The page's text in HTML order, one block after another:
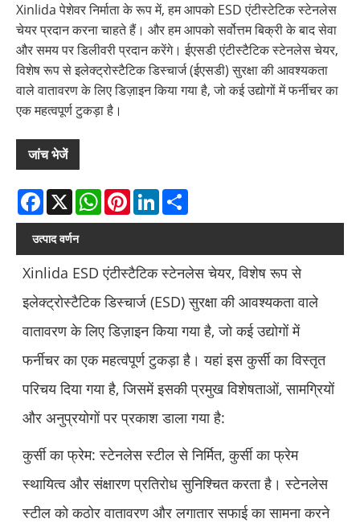
Xinlida पेशेवर निर्माता के रूप में, हम आपको ESD एंटीस्टेटिक स्टेनलेस
चेयर प्रदान करना चाहते हैं। और हम आपको सर्वोत्तम बिक्री के बाद सेवा
और समय पर डिलीवरी प्रदान करेंगे। ईएसडी एंटीस्टैटिक स्टेनलेस चेयर,
विशेष रूप से इलेक्ट्रोस्टैटिक डिस्चार्ज (ईएसडी) सुरक्षा की आवश्यकता
वाले वातावरण के लिए डिज़ाइन किया गया है, जो कई उद्योगों में फर्नीचर का
एक महत्वपूर्ण टुकड़ा है।
जांच भेजें
Facebook
X WhatsApp
PinterestLinkedIn
उत्पाद वर्णन
Xinlida ESD एंटीस्टैटिक स्टेनलेस चेयर, विशेष रूप से
इलेक्ट्रोस्टैटिक डिस्चार्ज (ESD) सुरक्षा की आवश्यकता वाले
वातावरण के लिए डिज़ाइन किया गया है, जो कई उद्योगों में
फर्नीचर का एक महत्वपूर्ण टुकड़ा है। यहां इस कुर्सी का विस्तृत
परिचय दिया गया है, जिसमें इसकी प्रमुख विशेषताओं, सामग्रियों
और अनुप्रयोगों पर प्रकाश डाला गया है:
कुर्सी का फ्रेम: स्टेनलेस स्टील से निर्मित, कुर्सी का फ्रेम
स्थायित्व और संक्षारण प्रतिरोध सुनिश्चित करता है। स्टेनलेस
स्टील को कठोर वातावरण और लगातार सफाई का सामना करने